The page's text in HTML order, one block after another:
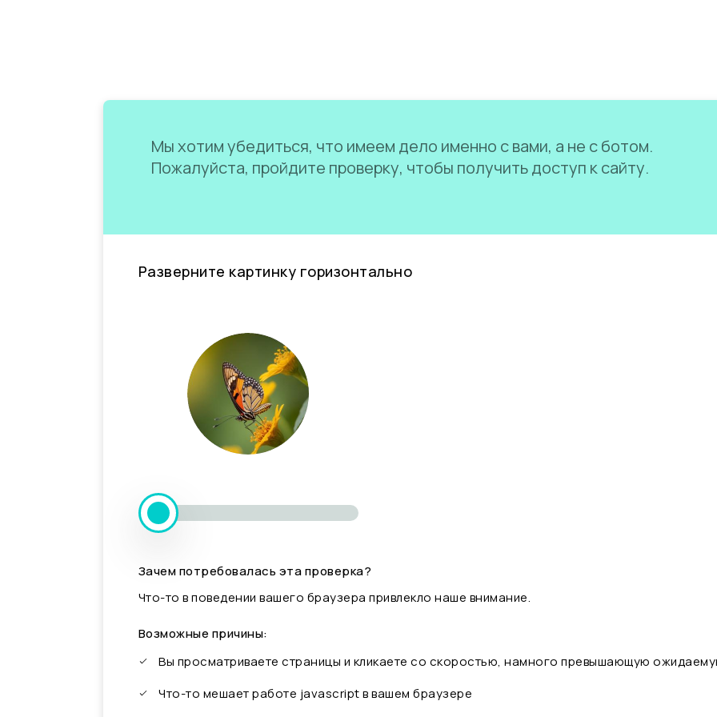
Мы хотим убедиться, что имеем дело именно с вами, а не с ботом.
Пожалуйста, пройдите проверку, чтобы получить доступ к сайту.
Разверните картинку горизонтально
Зачем потребовалась эта проверка?
Что-то в поведении вашего браузера привлекло наше внимание.
Возможные причины:
Вы просматриваете страницы и кликаете со скоростью, намного превышающую
Что-то мешает работе javascript в вашем браузере